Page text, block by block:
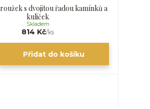
s dvojitou řadou kamínků a
kuliček
814 Kč/ks
Skladem
Přidat do košíku